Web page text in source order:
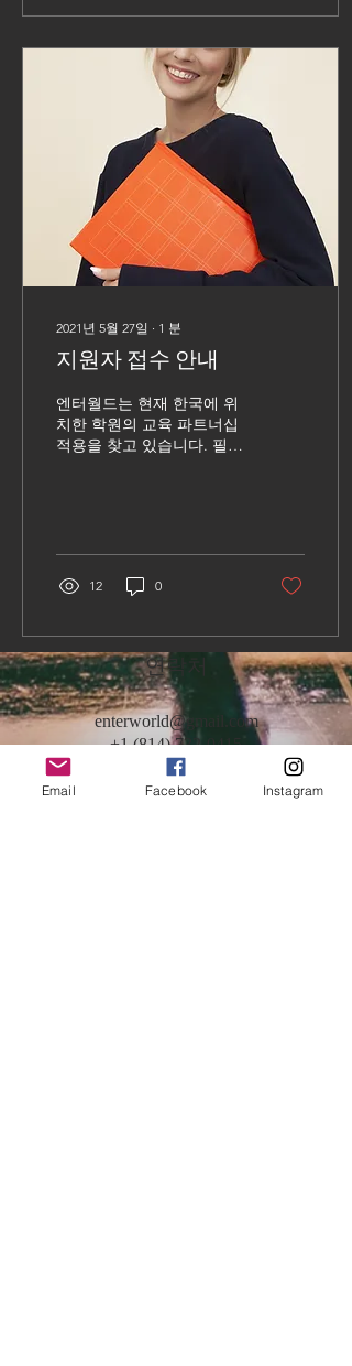
2021년 5월 27일 ∙ 1 분
지원자 접수 안내
엔터월드는 현재 한국에 위
치한 학원의 교육 파트너십
적용을 찾고 있습니다. 필수
관련이있을 수 있지만 포함
12 0
연락처
enterworld@gmail.com
+1 (814) 732-0415
WeChat: cassondra_enterline
Kakao:
centerline16412
Email Facebook Instagram